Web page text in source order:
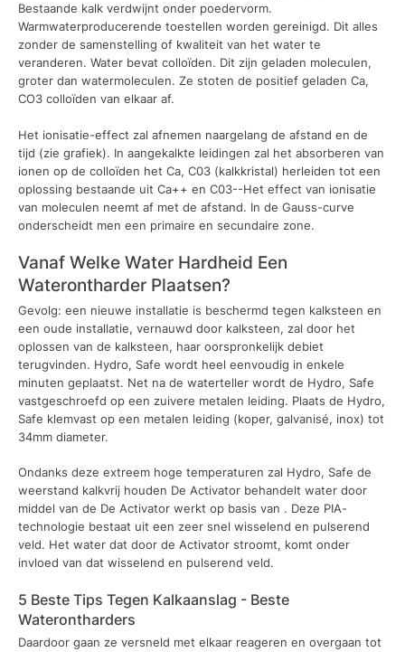
Bestaande kalk verdwijnt onder poedervorm.
Warmwaterproducerende toestellen worden gereinigd. Dit alles
zonder de samenstelling of kwaliteit van het water te
veranderen. Water bevat colloïden. Dit zijn geladen moleculen,
groter dan watermoleculen. Ze stoten de positief geladen Ca,
CO3 colloïden van elkaar af.
Het ionisatie-effect zal afnemen naargelang de afstand en de
tijd (zie grafiek). In aangekalkte leidingen zal het absorberen van
ionen op de colloïden het Ca, C03 (kalkkristal) herleiden tot een
oplossing bestaande uit Ca++ en C03--Het effect van ionisatie
van moleculen neemt af met de afstand. In de Gauss-curve
onderscheidt men een primaire en secundaire zone.
Vanaf Welke Water Hardheid Een
Waterontharder Plaatsen?
Gevolg: een nieuwe installatie is beschermd tegen kalksteen en
een oude installatie, vernauwd door kalksteen, zal door het
oplossen van de kalksteen, haar oorspronkelijk debiet
terugvinden. Hydro, Safe wordt heel eenvoudig in enkele
minuten geplaatst. Net na de waterteller wordt de Hydro, Safe
vastgeschroefd op een zuivere metalen leiding. Plaats de Hydro,
Safe klemvast op een metalen leiding (koper, galvanisé, inox) tot
34mm diameter.
Ondanks deze extreem hoge temperaturen zal Hydro, Safe de
weerstand kalkvrij houden De Activator behandelt water door
middel van de De Activator werkt op basis van . Deze PIA-
technologie bestaat uit een zeer snel wisselend en pulserend
veld. Het water dat door de Activator stroomt, komt onder
invloed van dat wisselend en pulserend veld.
5 Beste Tips Tegen Kalkaanslag - Beste
Waterontharders
Daardoor gaan ze versneld met elkaar reageren en overgaan tot